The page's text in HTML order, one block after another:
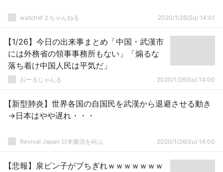
watch＠２ちゃんねる 2020/1/26(Su) 14:01
【1/26】今日の出来事まとめ「中国・武漢市
には外務省の領事事務所もない」「煽るな
落ち着け中国人民は平気だ」
おーるじゃんる 2020/1/26(Su) 14:00
【新型肺炎】世界各国の自国民を武漢から退避させる動き
→日本はやや遅れ・・・
Revival Japan 日本復活を叫ぶ 2020/1/26(Su) 14:00
【悲報】泉ピン子がブちぎれｗｗｗｗｗｗｗ